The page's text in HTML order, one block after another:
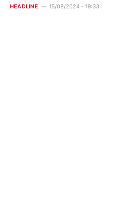
HEADLINE 15/08/2024 - 19:33